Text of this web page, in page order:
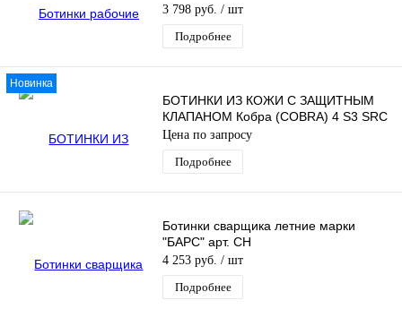
3 798 руб. / шт
Подробнее
Новинка
БОТИНКИ ИЗ КОЖИ С ЗАЩИТНЫМ
КЛАПАНОМ Кобра (COBRA) 4 S3 SRC
Цена по запросу
Подробнее
Ботинки сварщика летние марки
"БАРС" арт. СН
4 253 руб. / шт
Подробнее